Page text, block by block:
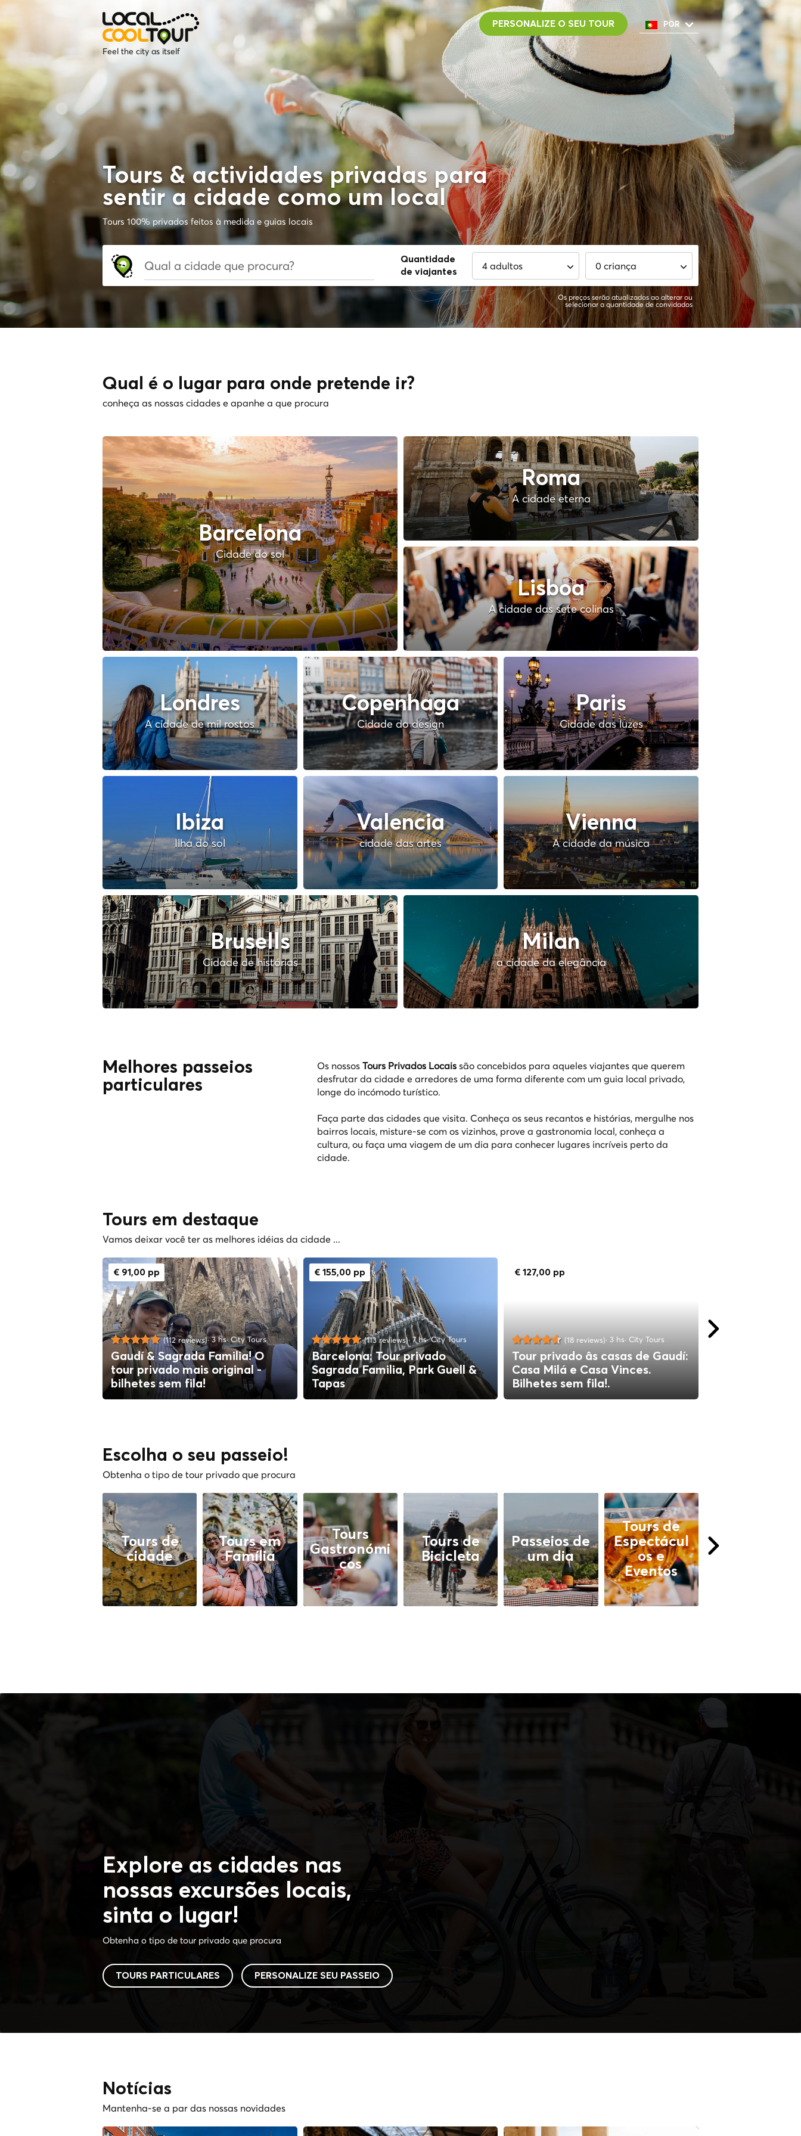
Feel the city as itself
PERSONALIZE O SEU TOUR POR
ESP
ITA
NED
FRA
Tours & actividades privadas para
sentir a cidade como um local
Tours 100% privados feitos à medida e guias locais
Quantidade
de viajantes
4 adultos
1 adulto
2 adultos
8 adultos
0 criança
1 criança
2 crianças
7 crianças
8 crianças
Os preços serão atualizados ao alterar ou
selecionar a quantidade de convidados
Qual é o lugar para onde pretende ir?
conheça as nossas cidades e apanhe a que procura
Barcelona
Cidade do sol
Roma
A cidade eterna
Lisboa
A cidade das sete colinas
Londres
A cidade de mil rostos
Copenhaga
Cidade do design
Paris
Cidade das luzes
Ibiza
Ilha do sol
Valencia
cidade das artes
Vienna
A cidade da música
Brusells
Cidade de histórias
Milan
a cidade da elegância
Melhores passeios
particulares
Os nossos Tours Privados Locais são concebidos para aqueles viajantes que querem
desfrutar da cidade e arredores de uma forma diferente com um guia local privado,
longe do incómodo turístico.
Faça parte das cidades que visita. Conheça os seus recantos e histórias, mergulhe nos
bairros locais, misture-se com os vizinhos, prove a gastronomia local, conheça a
cultura, ou faça uma viagem de um dia para conhecer lugares incríveis perto da
cidade.
Tours em destaque
Vamos deixar você ter as melhores idéias da cidade ...
€ 91,00 pp
(112 reviews)3 hsCity Tours
Gaudí & Sagrada Familia! O
tour privado mais original -
bilhetes sem fila!
€ 155,00 pp
(113 reviews)7 hsCity Tours
Barcelona: Tour privado
Sagrada Familia, Park Guell &
Tapas
€ 127,00 pp
(18 reviews) 3 hs City Tours
Tour privado âs casas de Gaudí:
Casa Milá e Casa Vinces.
Bilhetes sem fila!.
Escolha o seu passeio!
Obtenha o tipo de tour privado que procura
Tours de
cidade
Tours em
Família
Tours
Gastronómi
cos
Tours de
Bicicleta
Passeios de
um dia
Tours de
Espectácul
os e
Eventos
Explore as cidades nas
nossas excursões locais,
sinta o lugar!
Obtenha o tipo de tour privado que procura
TOURS PARTICULARES PERSONALIZE SEU PASSEIO
Notícias
Mantenha-se a par das nossas novidades